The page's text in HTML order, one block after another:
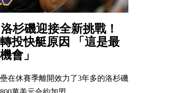
杉磯迎接全新挑戰！
投快艇原因 「這是最
會」
在休賽季離開效力了3年多的洛杉磯